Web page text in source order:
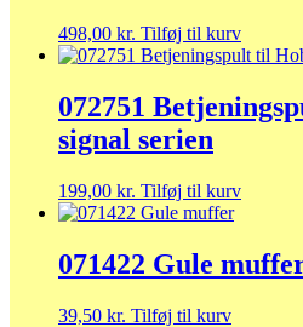
498,00 kr. Tilføj til kurv
072751
signal serien
199,00 kr. Tilføj til kurv
071422 Gule
39,50 kr. Tilføj til kurv